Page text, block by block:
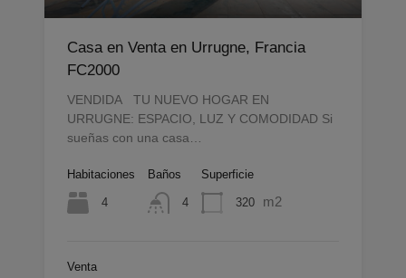
Casa en Venta en Urrugne, Francia
FC2000
VENDIDA TU NUEVO HOGAR EN
URRUGNE: ESPACIO, LUZ Y COMODIDAD Si
sueñas con una casa…
Habitaciones
4
Baños
4
Superficie
320 m2
Venta